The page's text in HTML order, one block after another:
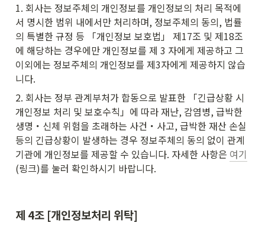
1. 회사는 정보주체의 개인정보를 개인정보의 처리 목적에
서 명시한 범위 내에서만 처리하며, 정보주체의 동의, 법률
의 특별한 규정 등 「개인정보 보호법」 제17조 및 제18조
에 해당하는 경우에만 개인정보를 제 3 자에게 제공하고 그
이외에는 정보주체의 개인정보를 제3자에게 제공하지 않습
니다.
2. 회사는 정부 관계부처가 합동으로 발표한 「긴급상황 시
개인정보 처리 및 보호수칙」에 따라 재난, 감염병, 급박한
생명・신체 위험을 초래하는 사건・사고, 급박한 재산 손실
등의 긴급상황이 발생하는 경우 정보주체의 동의 없이 관계
기관에 개인정보를 제공할 수 있습니다. 자세한 사항은 여기
(링크)를 눌러 확인하시기 바랍니다.
제 4조 [개인정보처리 위탁]